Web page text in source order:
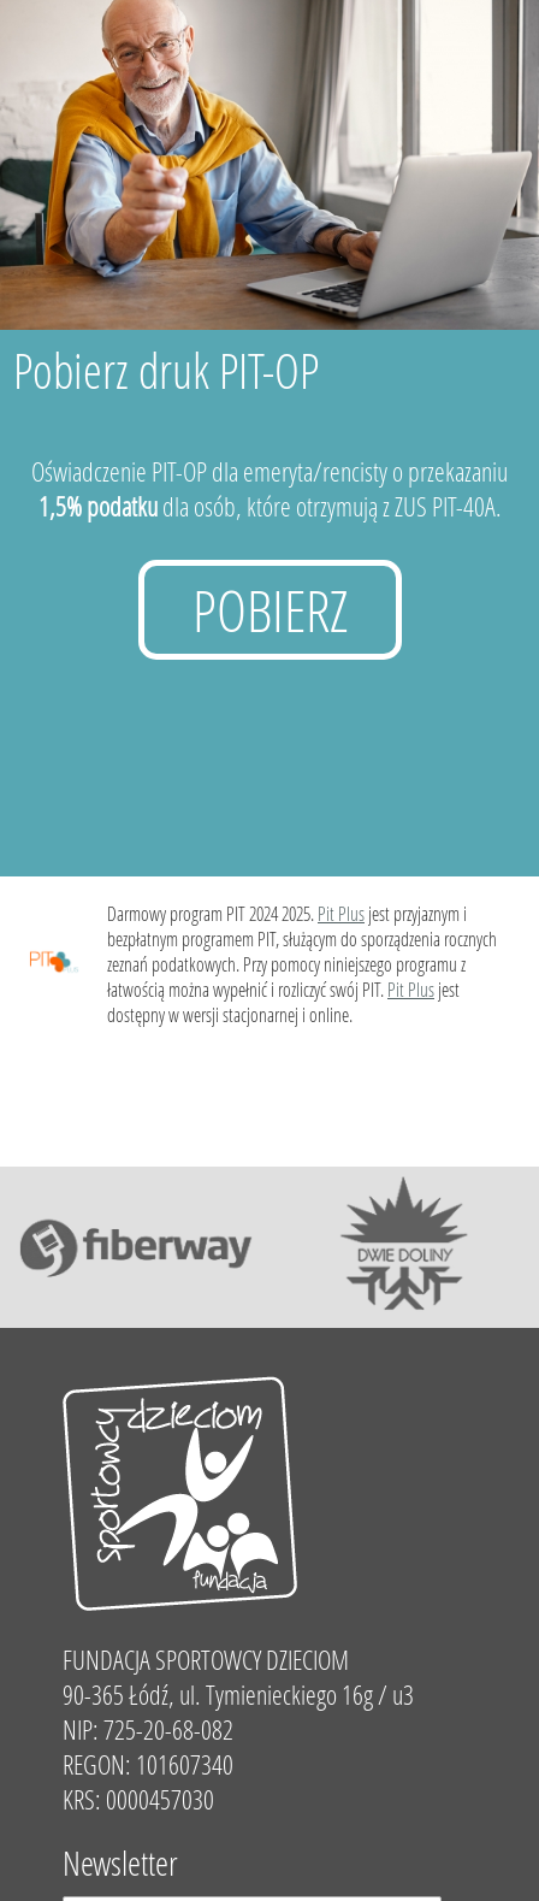
Pobierz druk PIT-OP
Oświadczenie PIT-OP dla emeryta/rencisty o przekazaniu
1,5% podatkudla osób, które otrzymują z ZUS PIT-40A.
POBIERZ
Darmowy program PIT 2024 2025.Pit Plusjest przyjaznym i
bezpłatnym programem PIT, służącym do sporządzenia rocznych
zeznań podatkowych. Przy pomocy niniejszego programu z
łatwością można wypełnić i rozliczyć swój PIT.Pit Plusjest
dostępny w wersji stacjonarnej i online.
FUNDACJA SPORTOWCY DZIECIOM
90-365 Łódź, ul. Tymienieckiego 16g / u3
NIP: 725-20-68-082
REGON: 101607340
KRS: 0000457030
Newsletter